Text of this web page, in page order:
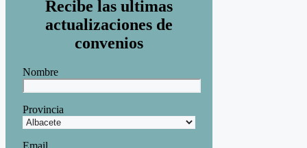
Recibe las ultimas
actualizaciones de
convenios
Nombre
Provincia
Email